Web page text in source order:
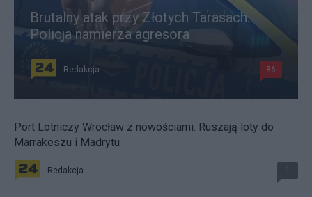
Brutalny atak przy Złotych Tarasach.
Policja namierza agresora
Redakcja 86
Port Lotniczy Wrocław z nowościami. Ruszają loty do
Marrakeszu i Madrytu
Redakcja 1